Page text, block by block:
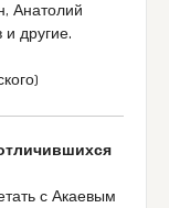
Анатолий
другие.
с Акаевым